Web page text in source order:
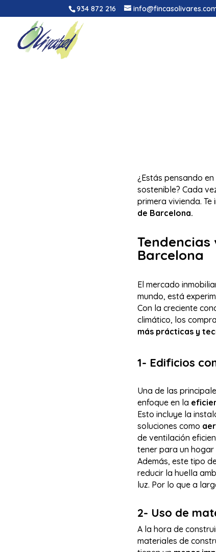
934 872 216
¿Estás pensando
sostenible? Cada
primera vivienda.
de Barcelona.
Barcelona
El mercado
mundo, está
Con la creciente
climático, los
más prácticas y
1- Edificios
Una de las
enfoque en la
Esto incluye la
soluciones como
de ventilación
tener para un hogar
Además, este tipo
reducir la huella
luz. Por lo que a
2- Uso de
A la hora de
materiales de